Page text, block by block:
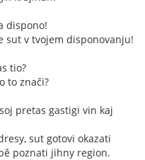
dispono!
sut v tvojem disponovanju!
tio?
to znači?
pretas gastigi vin kaj
sut gotovi okazati
poznati jihny region.